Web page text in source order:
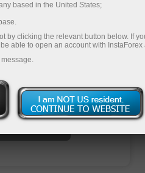
सेवा के साथ, आप ताज़ा
र्ण जानकारी एक ही
प्राप्त कर सकतेहैं।
खोलें
based in the United States;
by clicking the relevant button below. If
able to open an account with InstaForex